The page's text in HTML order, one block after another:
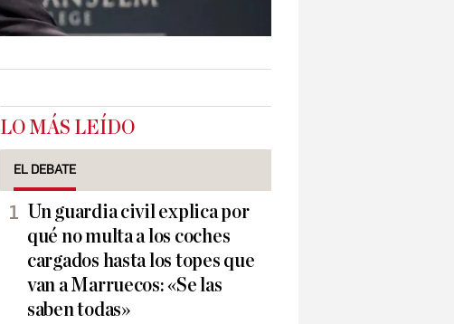
LO MÁS LEÍDO
EL DEBATE
Un guardia civil explica por
qué no multa a los coches
cargados hasta los topes que
van a Marruecos: «Se las
saben todas»